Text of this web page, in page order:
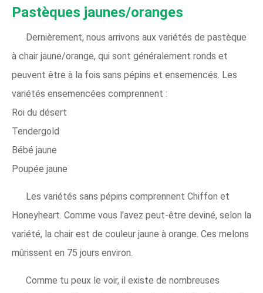
Pastèques jaunes/oranges
Dernièrement, nous arrivons aux variétés de pastèque
à chair jaune/orange, qui sont généralement ronds et
peuvent être à la fois sans pépins et ensemencés. Les
variétés ensemencées comprennent :
Roi du désert
Tendergold
Bébé jaune
Poupée jaune
Les variétés sans pépins comprennent Chiffon et
Honeyheart. Comme vous l'avez peut-être deviné, selon la
variété, la chair est de couleur jaune à orange. Ces melons
mûrissent en 75 jours environ.
Comme tu peux le voir, il existe de nombreuses